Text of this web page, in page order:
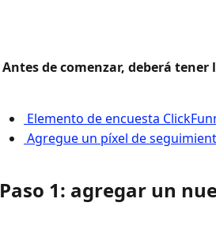
Antes de comenzar, deberá tener
Elemento de encuesta
Agregue un píxel de
Paso 1: agregar un